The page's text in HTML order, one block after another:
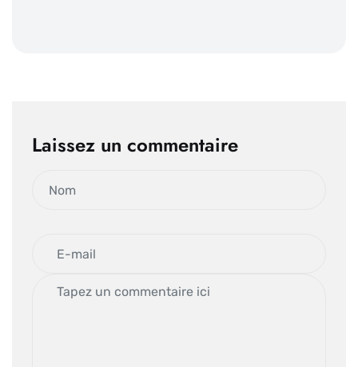
Laissez un commentaire